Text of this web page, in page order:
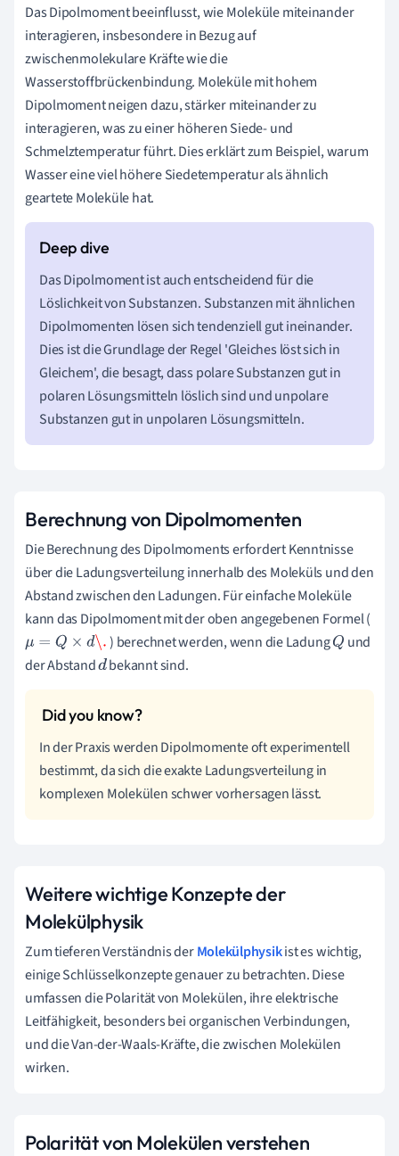
Das Dipolmoment beeinflusst, wie Moleküle miteinander
interagieren, insbesondere in Bezug auf
zwischenmolekulare Kräfte wie die
Wasserstoffbrückenbindung. Moleküle mit hohem
Dipolmoment neigen dazu, stärker miteinander zu
interagieren, was zu einer höheren Siede- und
Schmelztemperatur führt. Dies erklärt zum Beispiel, warum
Wasser eine viel höhere Siedetemperatur als ähnlich
geartete Moleküle hat.
Das Dipolmoment ist auch entscheidend für die
Löslichkeit von Substanzen. Substanzen mit ähnlichen
Dipolmomenten lösen sich tendenziell gut ineinander.
Dies ist die Grundlage der Regel 'Gleiches löst sich in
Gleichem', die besagt, dass polare Substanzen gut in
polaren Lösungsmitteln löslich sind und unpolare
Substanzen gut in unpolaren Lösungsmitteln.
Berechnung von Dipolmomenten
Die Berechnung des Dipolmoments erfordert Kenntnisse
über die Ladungsverteilung innerhalb des Moleküls und den
Abstand zwischen den Ladungen. Für einfache Moleküle
kann das Dipolmoment mit der oben angegebenen Formel (
μ=Q×d\. ) berechnet werden, wenn die LadungQ und
der Abstanddbekannt sind.
In der Praxis werden Dipolmomente oft experimentell
bestimmt, da sich die exakte Ladungsverteilung in
komplexen Molekülen schwer vorhersagen lässt.
Weitere wichtige Konzepte der
Molekülphysik
Zum tieferen Verständnis derMolekülphysikist es wichtig,
einige Schlüsselkonzepte genauer zu betrachten. Diese
umfassen die Polarität von Molekülen, ihre elektrische
Leitfähigkeit, besonders bei organischen Verbindungen,
und die Van-der-Waals-Kräfte, die zwischen Molekülen
wirken.
Polarität von Molekülen verstehen